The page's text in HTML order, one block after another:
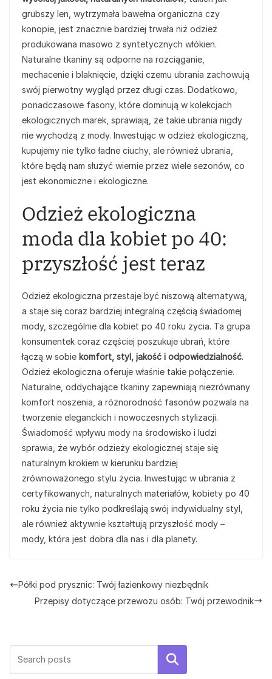
grubszy len, wytrzymała bawełna organiczna czy
konopie, jest znacznie bardziej trwała niż odzież
produkowana masowo z syntetycznych włókien.
Naturalne tkaniny są odporne na rozciąganie,
mechacenie i blaknięcie, dzięki czemu ubrania zachowują
swój pierwotny wygląd przez długi czas. Dodatkowo,
ponadczasowe fasony, które dominują w kolekcjach
ekologicznych marek, sprawiają, że takie ubrania nigdy
nie wychodzą z mody. Inwestując w odzież ekologiczną,
kupujemy nie tylko ładne ciuchy, ale również ubrania,
które będą nam służyć wiernie przez wiele sezonów, co
jest ekonomiczne i ekologiczne.
Odzież ekologiczna
moda dla kobiet po 40:
przyszłość jest teraz
Odzież ekologiczna przestaje być niszową alternatywą,
a staje się coraz bardziej integralną częścią świadomej
mody, szczególnie dla kobiet po 40 roku życia. Ta grupa
konsumentek coraz częściej poszukuje ubrań, które
łączą w sobie komfort, styl, jakość i odpowiedzialność.
Odzież ekologiczna oferuje właśnie takie połączenie.
Naturalne, oddychające tkaniny zapewniają niezrównany
komfort noszenia, a różnorodność fasonów pozwala na
tworzenie eleganckich i nowoczesnych stylizacji.
Świadomość wpływu mody na środowisko i ludzi
sprawia, że wybór odzieży ekologicznej staje się
naturalnym krokiem w kierunku bardziej
zrównoważonego stylu życia. Inwestując w ubrania z
certyfikowanych, naturalnych materiałów, kobiety po 40
roku życia nie tylko podkreślają swój indywidualny styl,
ale również aktywnie kształtują przyszłość mody –
mody, która jest dobra dla nas i dla planety.
Półki pod prysznic: Twój łazienkowy niezbędnik
Przepisy dotyczące przewozu osób: Twój przewodnik
Szukaj